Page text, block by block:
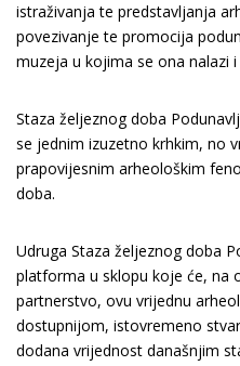
istraživanja te predstavljanja
povezivanje te promocija
muzeja u kojima se ona nalazi i
Staza željeznog doba
se jednim izuzetno krhkim, no
prapovijesnim arheološkim
doba.
​​Udruga Staza željeznog doba
platforma u sklopu koje će, na
partnerstvo, ovu vrijednu
dostupnijom, istovremeno
dodana vrijednost današnjim